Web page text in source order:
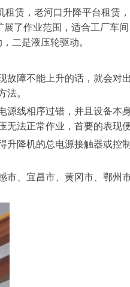
租赁，老河口升降平台租赁
了作业范围，适合工厂车间
二是液压轮驱动。
障不能上升的话，就会对
法。
线相序过错，并且设备本
法正常作业，首要的表现
降机的总电源接触器或控
市、宜昌市、黄冈市、鄂州